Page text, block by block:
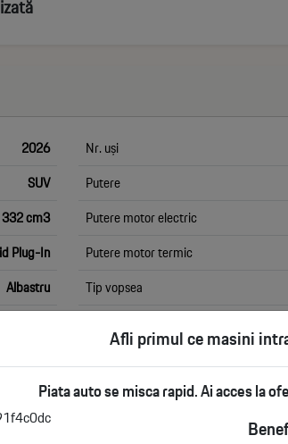
2026
SUV
cm3
Plug-In
Albastru
Nr. uși
Putere
Putere motor electric
Putere motor termic
Tip vopsea
Afli primul ce masini
Piata auto se misca rapid. Ai acces la